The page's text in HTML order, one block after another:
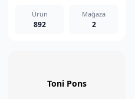
Ürün
892
Mağaza
2
Toni Pons